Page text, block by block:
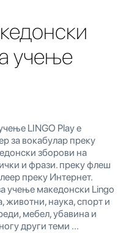
учење
LINGO Play е
за вокабулар преку
зборови на
и фрази. преку флеш
преку Интернет.
учење македонски Lingo
животни, наука, спорт и
мебел, убавина и
други теми ...